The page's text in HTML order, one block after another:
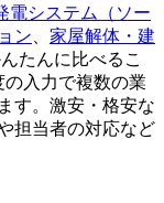
電システム（ソー
ン
家屋解体・建
たんに比べるこ
入力で複数の業
す。激安・格安な
担当者の対応など